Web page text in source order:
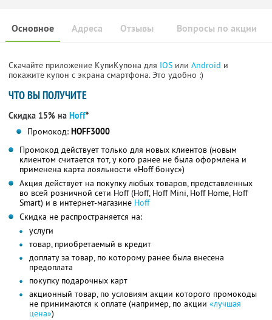
Основное Отзывы Вопросы по акции
Адреса
Скачайте приложение КупиКупона для IOS или Android и
покажите купон с экрана смартфона. Это удобно :)
ЧТО ВЫ ПОЛУЧИТЕ
Скидка 15% на Hoff*
Промокод: HOFF3000
Промокод действует только для новых клиентов (новым
клиентом считается тот, у кого ранее не была оформлена и
применена карта лояльности «Hoff бонус»)
Акция действует на покупку любых товаров, представленных
во всей розничной сети Hoff (Hoff, Hoff Mini, Hoff Home, Hoff
Smart) и в интернет-магазине Hoff
Скидка не распространяется на:
услуги
товар, приобретаемый в кредит
доплату за товар, по которому ранее была внесена
предоплата
покупку подарочных карт
акционный товар, по условиям акции которого промокоды
не принимаются к оплате (например, по акции «лучшая
цена»)